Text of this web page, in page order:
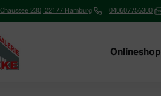
230, 22177 Hamburg 040607756300
Onlineshop